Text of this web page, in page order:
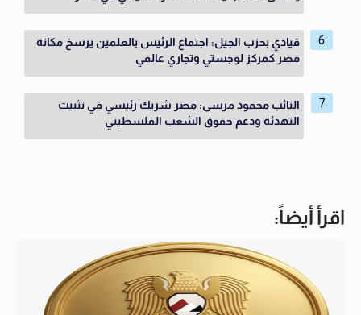
قيادي بحزب الجيل: اجتماع الرئيس بالعلمين يرسخ مكانة
مصر كمركز لوجستي وتجاري عالمي
النائب محمود مرسى: مصر شريك رئيسي في تثبيت
التهدئة ودعم حقوق الشعب الفلسطيني
اقرأ أيضاً: